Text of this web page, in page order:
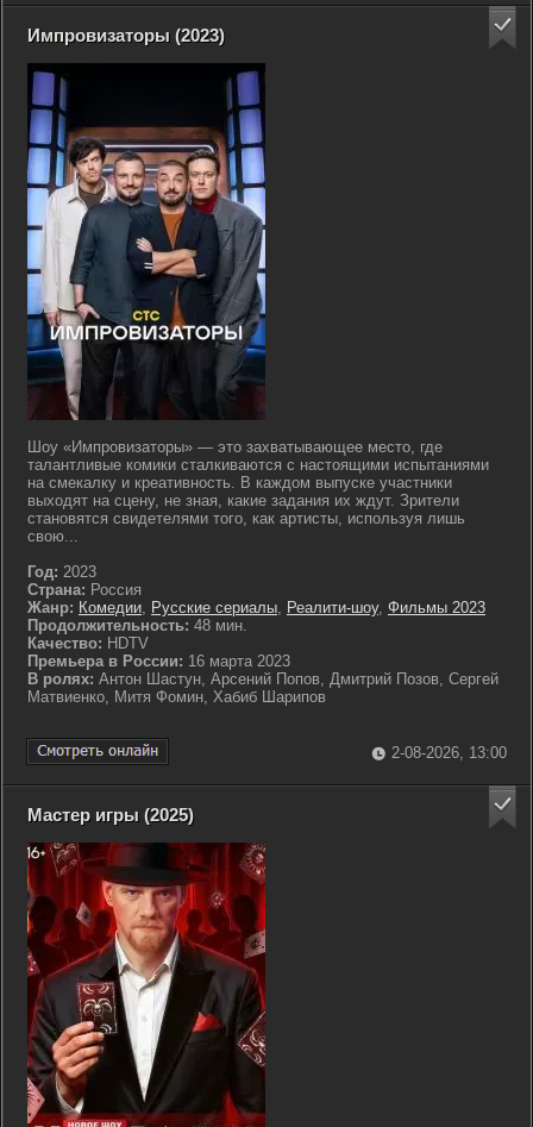
Импровизаторы (2023)
Шоу «Импровизаторы» — это захватывающее место, где
талантливые комики сталкиваются с настоящими испытаниями
на смекалку и креативность. В каждом выпуске участники
выходят на сцену, не зная, какие задания их ждут. Зрители
становятся свидетелями того, как артисты, используя лишь
свою...
Год: 2023
Страна: Россия
Жанр: Комедии, Русские сериалы, Реалити-шоу, Фильмы 2023
Продолжительность: 48 мин.
Качество: HDTV
Премьера в России: 16 марта 2023
В ролях: Антон Шастун, Арсений Попов, Дмитрий Позов, Сергей
Матвиенко, Митя Фомин, Хабиб Шарипов
2-08-2026, 13:00
Мастер игры (2025)